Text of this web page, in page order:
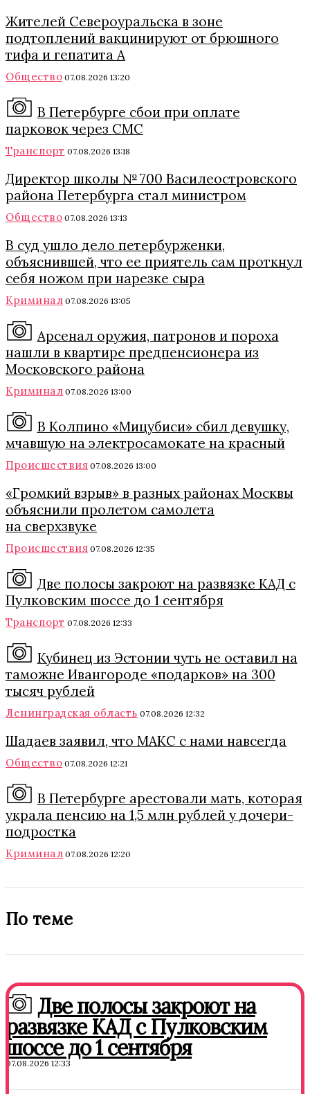
Жителей Североуральска в зоне
подтоплений вакцинируют от брюшного
тифа и гепатита А
Общество 07.08.2026 13:20
В Петербурге сбои при оплате
парковок через СМС
Транспорт 07.08.2026 13:18
Директор школы № 700 Василеостровского
района Петербурга стал министром
Общество 07.08.2026 13:13
В суд ушло дело петербурженки,
объяснившей, что ее приятель сам проткнул
себя ножом при нарезке сыра
Криминал 07.08.2026 13:05
Арсенал оружия, патронов и пороха
нашли в квартире предпенсионера из
Московского района
Криминал 07.08.2026 13:00
В Колпино «Мицубиси» сбил девушку,
мчавшую на электросамокате на красный
Происшествия 07.08.2026 13:00
«Громкий взрыв» в разных районах Москвы
объяснили пролетом самолета
на сверхзвуке
Происшествия 07.08.2026 12:35
Две полосы закроют на развязке КАД с
Пулковским шоссе до 1 сентября
Транспорт 07.08.2026 12:33
Кубинец из Эстонии чуть не оставил на
таможне Ивангороде «подарков» на 300
тысяч рублей
Ленинградская область 07.08.2026 12:32
Шадаев заявил, что МАКС с нами навсегда
Общество 07.08.2026 12:21
В Петербурге арестовали мать, которая
украла пенсию на 1,5 млн рублей у дочери-
подростка
Криминал 07.08.2026 12:20
По теме
Две полосы закроют на
развязке КАД с Пулковским
шоссе до 1 сентября
07.08.2026 12:33